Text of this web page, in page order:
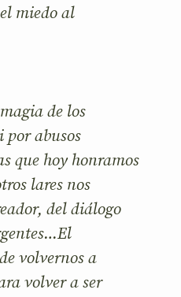
miedo al
de los
por abusos
que hoy honramos
lares nos
del diálogo
volvernos a
volver a ser